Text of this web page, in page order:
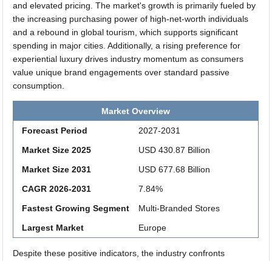
and elevated pricing. The market's growth is primarily fueled by
the increasing purchasing power of high-net-worth individuals
and a rebound in global tourism, which supports significant
spending in major cities. Additionally, a rising preference for
experiential luxury drives industry momentum as consumers
value unique brand engagements over standard passive
consumption.
Market Overview
Forecast Period
2027-2031
Market Size 2025
USD 430.87 Billion
Market Size 2031
USD 677.68 Billion
CAGR 2026-2031
7.84%
Fastest Growing Segment
Multi-Branded Stores
Largest Market
Europe
Despite these positive indicators, the industry confronts